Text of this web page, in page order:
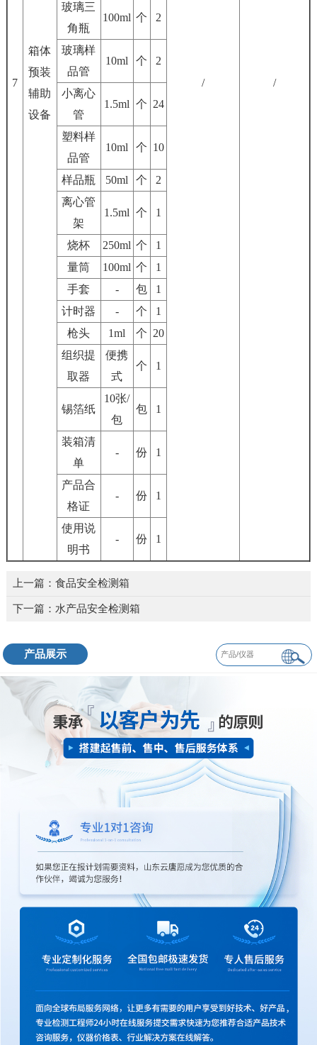
7
箱体
预装
辅助
设备
/ /
玻璃三
角瓶
100ml 个 2
玻璃样
品管
10ml 个 2
小离心
管
1.5ml 个 24
塑料样
品管
10ml 个 10
样品瓶 50ml 个
2
离心管
架
1.5ml 个 1
烧杯 250ml 个
1
量筒
100ml 个
1
手套
- 包
1
计时器
- 个
1
枪头
1ml 个 20
组织提
取器
便携
式
个 1
锡箔纸
10张/
包
包 1
装箱清
单
- 份 1
产品合
格证
- 份 1
使用说
明书
- 份 1
上一篇： 食品安全检测箱
下一篇： 水产品安全检测箱
产品展示